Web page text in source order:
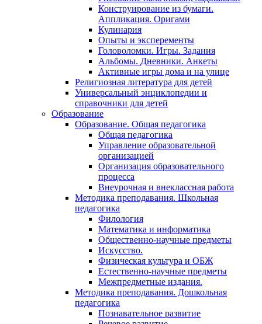
Конструирование из бумаги.
Аппликация. Оригами
Кулинария
Опыты и эксперементы
Головоломки. Игры. Задания
Альбомы. Дневники. Анкеты
Активные игры дома и на улице
Религиозная литература для детей
Универсальный энциклопедии и
справочники для детей
Образование
Образование. Общая педагогика
Общая педагогика
Управление образовательной
организацией
Организация образовательного
процесса
Внеурочная и внеклассная работа
Методика преподавания. Школьная
педагогика
Филология
Математика и информатика
Общественно-научные предметы
Искусство.
Физическая культура и ОБЖ
Естественно-научные предметы
Межпредметные издания.
Методика преподавания. Дошкольная
педагогика
Познавательное развитие